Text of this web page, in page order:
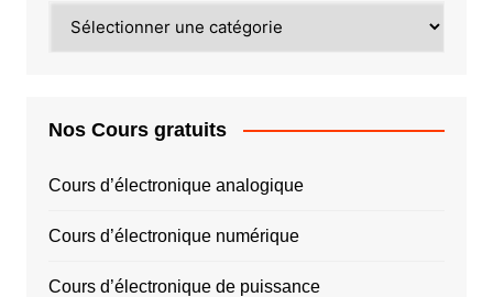
PAYS
Nos Cours gratuits
Cours d’électronique analogique
Cours d’électronique numérique
Cours d’électronique de puissance